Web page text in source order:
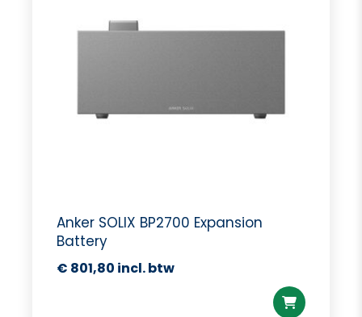
Anker SOLIX BP2700 Expansion
Battery
€ 801,80